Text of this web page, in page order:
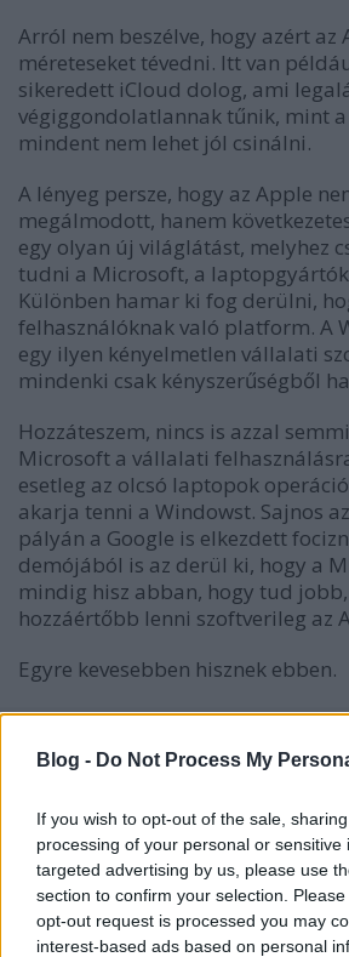
Blog - Do Not Process My
If you wish to opt-out of the sale,
processing of your personal or sensitive
targeted advertising by us, please use
section to confirm your selection.
opt-out request is processed you may
interest-based ads based on personal
Arról nem beszélve, hogy azért az
méreteseket tévedni. Itt van
sikeredett iCloud dolog, ami
végiggondolatlannak tűnik, mint a
mindent nem lehet jól csinálni.
A lényeg persze, hogy az Apple
megálmodott, hanem
egy olyan új világlátást, melyhez
tudni a Microsoft, a
Különben hamar ki fog derülni,
felhasználóknak való platform. A
egy ilyen kényelmetlen vállalati
mindenki csak kényszerűségből
Hozzáteszem, nincs is azzal
Microsoft a vállalati
esetleg az olcsó laptopok
akarja tenni a Windowst. Sajnos
pályán a Google is elkezdett
demójából is az derül ki, hogy a
mindig hisz abban, hogy tud
hozzáértőbb lenni szoftverileg az
Egyre kevesebben hisznek ebben.
Ajánlott bejegyzések: